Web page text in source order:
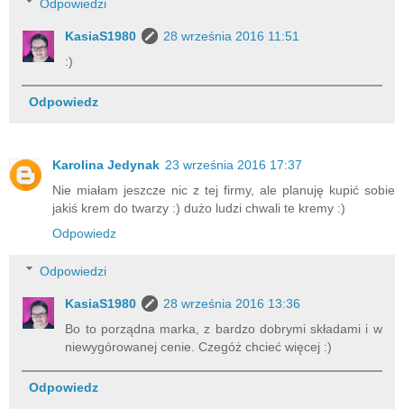
Odpowiedzi
KasiaS1980
28 września 2016 11:51
:)
Odpowiedz
Karolina Jedynak 23 września 2016 17:37
Nie miałam jeszcze nic z tej firmy, ale planuję kupić sobie
jakiś krem do twarzy :) dużo ludzi chwali te kremy :)
Odpowiedz
Odpowiedzi
KasiaS1980
28 września 2016 13:36
Bo to porządna marka, z bardzo dobrymi składami i w
niewygórowanej cenie. Czegóż chcieć więcej :)
Odpowiedz